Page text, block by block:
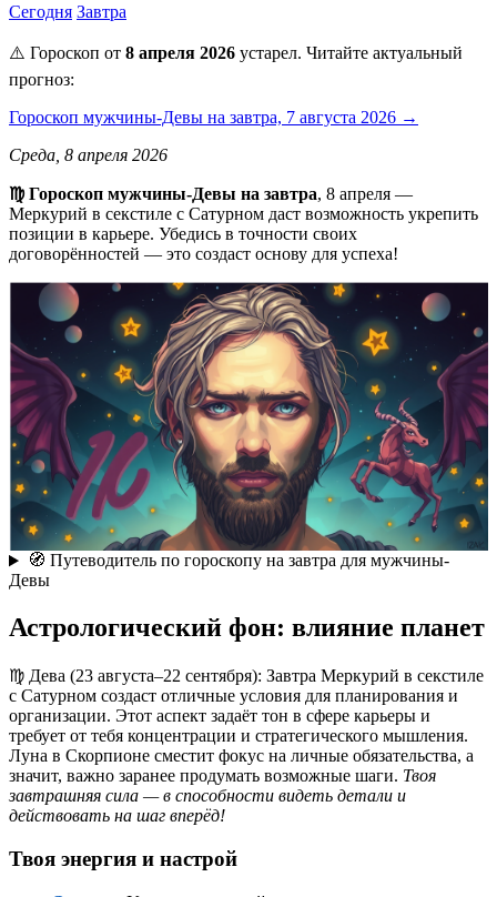
Сегодня Завтра
⚠️ Гороскоп от 8 апреля 2026 устарел. Читайте актуальный
прогноз:
Гороскоп мужчины-Девы на завтра, 7 августа 2026 →
Среда, 8 апреля 2026
♍️ Гороскоп мужчины-Девы на завтра, 8 апреля —
Меркурий в секстиле с Сатурном даст возможность укрепить
позиции в карьере. Убедись в точности своих
договорённостей — это создаст основу для успеха!
🧭 Путеводитель по гороскопу на завтра для мужчины-
Девы
Астрологический фон: влияние планет
♍ Дева (23 августа–22 сентября): Завтра Меркурий в секстиле
с Сатурном создаст отличные условия для планирования и
организации. Этот аспект задаёт тон в сфере карьеры и
требует от тебя концентрации и стратегического мышления.
Луна в Скорпионе сместит фокус на личные обязательства, а
значит, важно заранее продумать возможные шаги. Твоя
завтрашняя сила — в способности видеть детали и
действовать на шаг вперёд!
Твоя энергия и настрой